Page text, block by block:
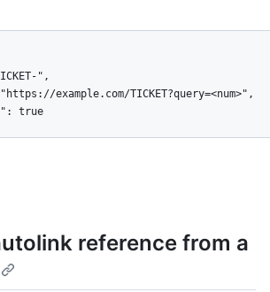
reference from a